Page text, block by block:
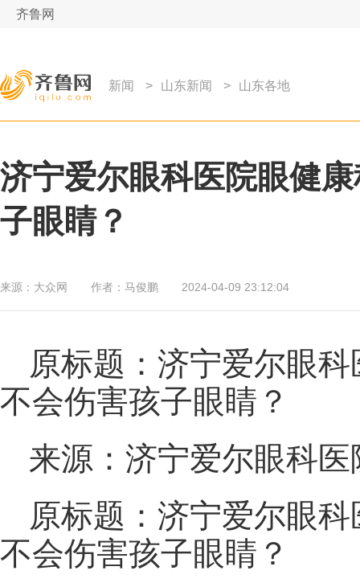
齐鲁网
新闻 > 山东新闻 > 山东各地
济宁爱尔眼科医院眼健
子眼睛？
来源： 大众网 作者： 马俊鹏 2024-04-09 23:12:04
原标题：济宁爱尔眼
不会伤害孩子眼睛？
来源：济宁爱尔眼科医
原标题：济宁爱尔眼
不会伤害孩子眼睛？